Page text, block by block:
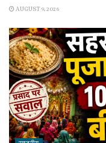
AUGUST 9, 2026